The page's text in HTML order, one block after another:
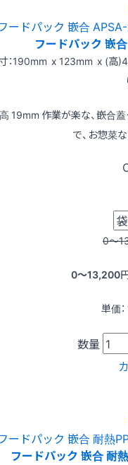
フードパック 嵌
：190mm x 123mm x (高
19mm 作業が楽な、嵌合
で、お惣菜
0〜
0〜13,200
単価：
数量
フードパック 嵌合